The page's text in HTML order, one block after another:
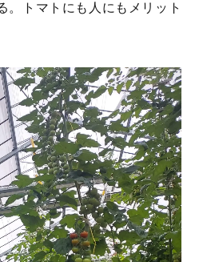
。トマトにも人にもメリット